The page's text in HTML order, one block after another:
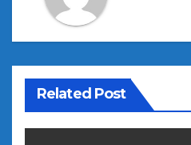
p
o
s
Related Post